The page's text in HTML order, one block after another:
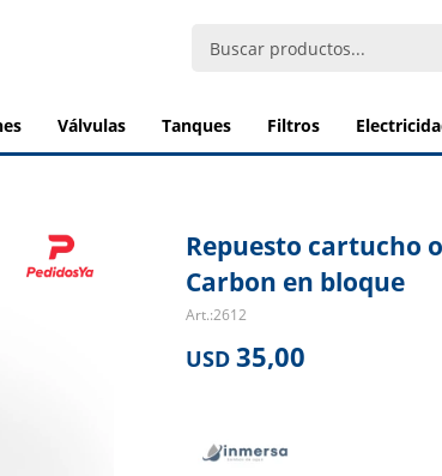
válvulas tanques filtros
Repuesto cartucho
Carbon en bloque
2612
USD 35,00